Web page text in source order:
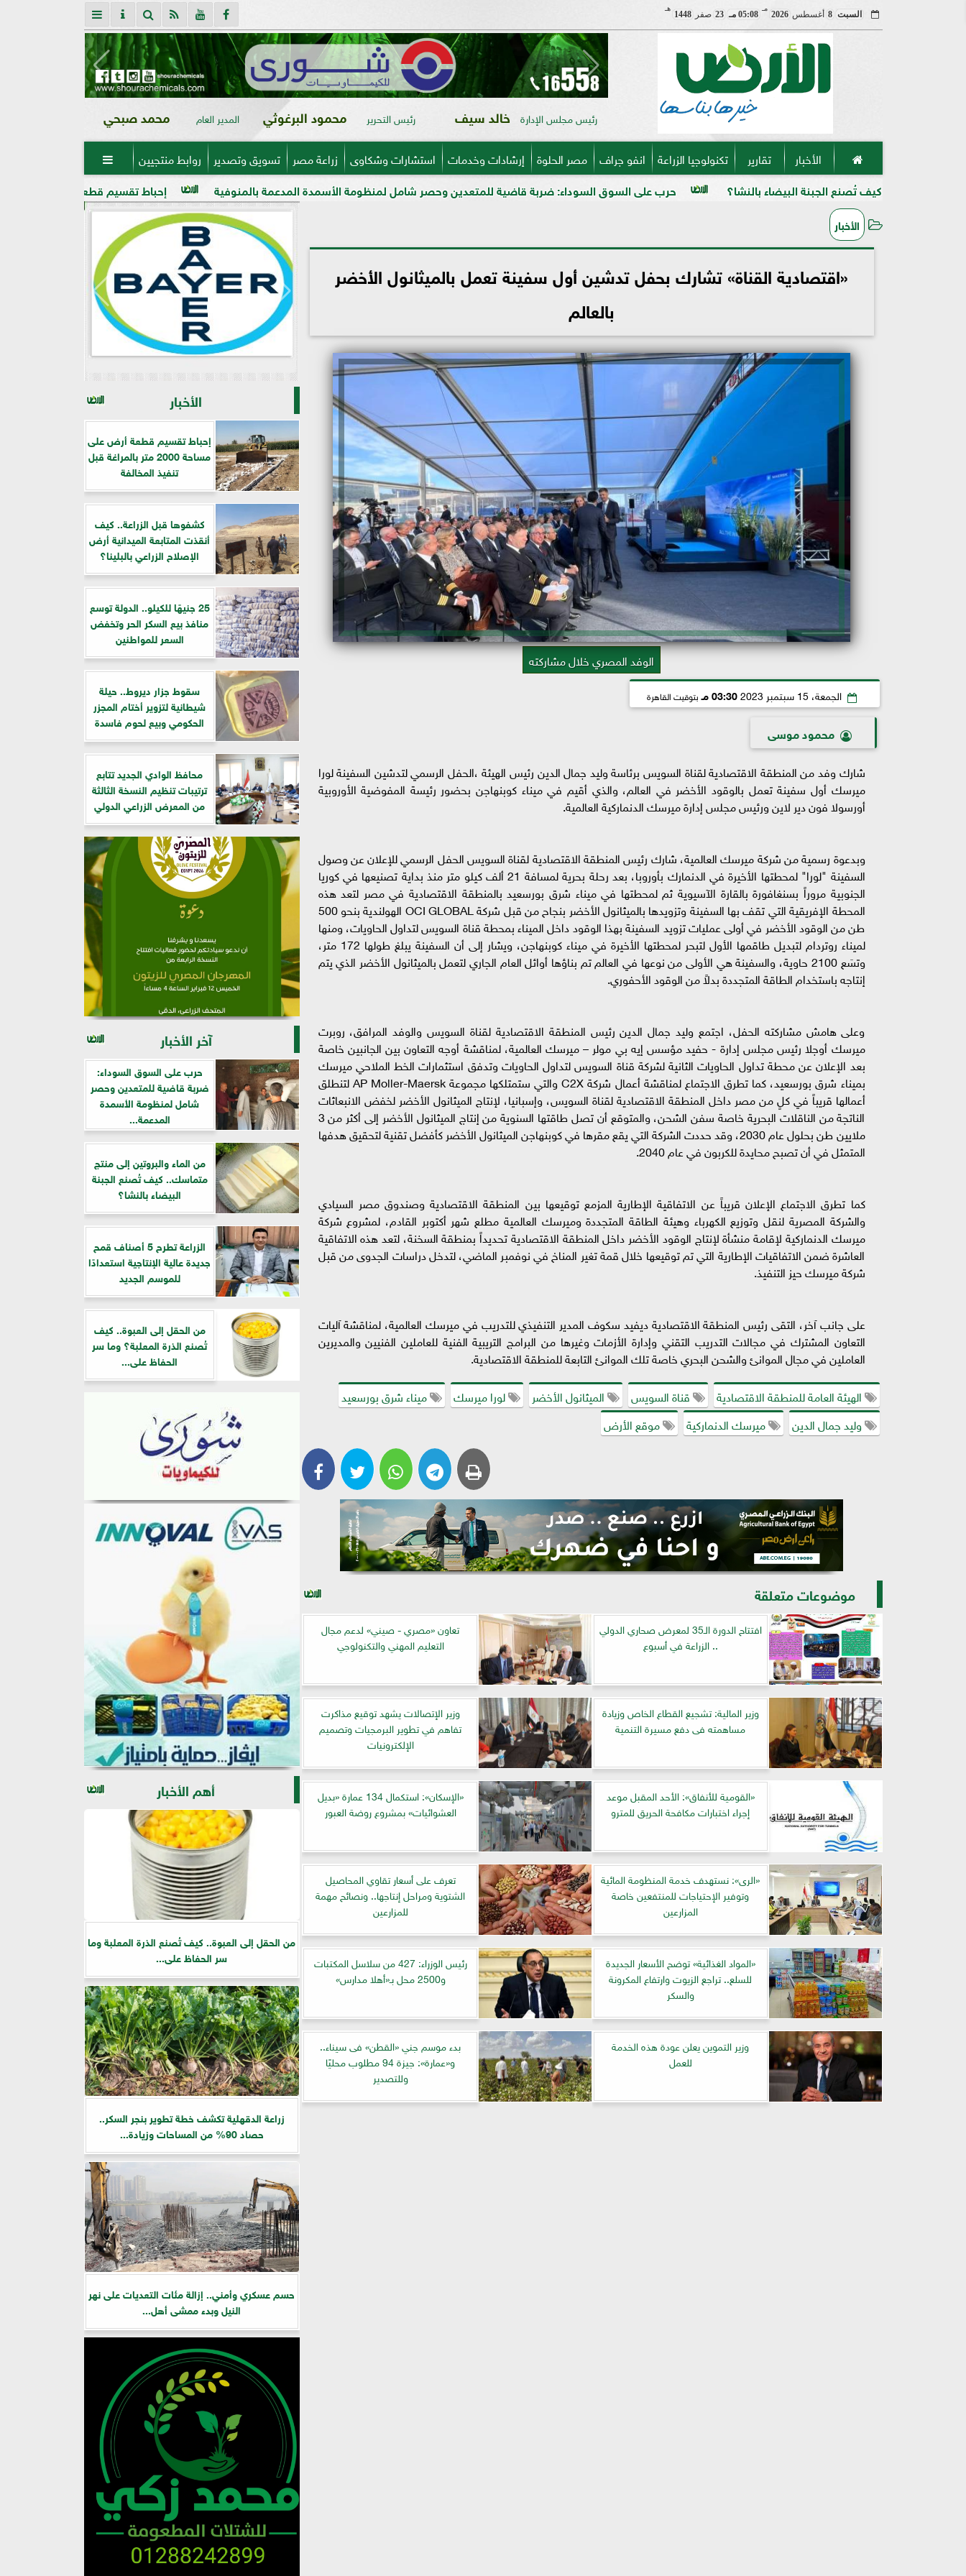
السبت 8 أغسطس2026
مـ
05:08 مـ 23 صفر 1448
هـ
رئيس مجلس الإدارة خالد سيف رئيس التحرير محمود البرغوثي المدير العام محمد صبحي
الأخبار تقارير تكنولوجيا الزراعة انفو جراف مصر الحلوة إرشادات وخدمات استشارات وشكاوى زراعة مصر تسويق وتصدير روابط منتجيين 
إحباط تقسيم قطعة أرض على مساحة 2000 متر بالمراغة قبل تنفيذ المخالفة حرب على السوق السوداء: ضربة قاضية للمتعدين وحصر شامل لمنظومة الأسمدة المدعمة بالمنوفية تُصنع الجبنة البيضاء بالنشا؟
الأخبار
«اقتصادية القناة» تشارك بحفل تدشين أول سفينة تعمل بالميثانول الأخضر
بالعالم
الوفد المصري خلال مشاركته
الجمعة، 15 سبتمبر 2023 03:30 مـ بتوقيت القاهرة
محمود موسى
شارك وفد من المنطقة الاقتصادية لقناة السويس برئاسة وليد جمال الدين رئيس الهيئة ،الحفل الرسمي لتدشين السفينة لورا
ميرسك أول سفينة تعمل بالوقود الأخضر في العالم، والذي أقيم في ميناء كوبنهاجن بحضور رئيسة المفوضية الأوروبية
أورسولا فون دير لاين ورئيس مجلس إدارة ميرسك الدنماركية العالمية.
وبدعوة رسمية من شركة ميرسك العالمية، شارك رئيس المنطقة الاقتصادية لقناة السويس الحفل الرسمي للإعلان عن وصول
السفينة "لورا" لمحطتها الأخيرة في الدنمارك بأوروبا، بعد رحلة بحرية لمسافة 21 ألف كيلو متر منذ بداية تصنيعها في كوريا
الجنوبية مروراً بسنغافورة بالقارة الآسيوية ثم لمحطتها في ميناء شرق بورسعيد بالمنطقة الاقتصادية في مصر لتعد هذه
المحطة الإفريقية التي تقف بها السفينة وتزويدها بالميثانول الأخضر بنجاح من قبل شركة OCI GLOBAL الهولندية بنحو 500
طن من الوقود الأخضر في أولى عمليات تزويد السفينة بهذا الوقود داخل الميناء بمحطة قناة السويس لتداول الحاويات، ومنها
لميناء روتردام لتبديل طاقمها الأول لتبحر لمحطتها الأخيرة في ميناء كوبنهاجن، ويشار إلى أن السفينة يبلغ طولها 172 متر،
وتسَع 2100 حاوية، والسفينة هي الأولى من نوعها في العالم تم بناؤها أوائل العام الجاري لتعمل بالميثانول الأخضر الذي يتم
إنتاجه باستخدام الطاقة المتجددة بدلاً من الوقود الأحفوري.
وعلى هامش مشاركته الحفل، اجتمع وليد جمال الدين رئيس المنطقة الاقتصادية لقناة السويس والوفد المرافق، روبرت
ميرسك أوجلا رئيس مجلس إدارة - حفيد مؤسس إيه بي مولر – ميرسك العالمية، لمناقشة أوجه التعاون بين الجانبين خاصة
بعد الإعلان عن محطة تداول الحاويات الثانية لشركة قناة السويس لتداول الحاويات وتدفق استثمارات الخط الملاحي ميرسك
بميناء شرق بورسعيد، كما تطرق الاجتماع لمناقشة أعمال شركة C2X والتي ستمتلكها مجموعة AP Moller-Maersk لتنطلق
أعمالها قريباً في كلٍ من مصر داخل المنطقة الاقتصادية لقناة السويس، وإسبانيا، لإنتاج الميثانول الأخضر لخفض الانبعاثات
الناتجة من الناقلات البحرية خاصة سفن الشحن، والمتوقع أن تصل طاقتها السنوية من إنتاج الميثانول الأخضر إلى أكثر من 3
ملايين طن بحلول عام 2030، وقد حددت الشركة التي يقع مقرها في كوبنهاجن الميثانول الأخضر كأفضل تقنية لتحقيق هدفها
المتمثل في أن تصبح محايدة للكربون في عام 2040.
كما تطرق الاجتماع الإعلان قريباً عن الاتفاقية الإطارية المزمع توقيعها بين المنطقة الاقتصادية وصندوق مصر السيادي
والشركة المصرية لنقل وتوزيع الكهرباء وهيئة الطاقة المتجددة وميرسك العالمية مطلع شهر أكتوبر القادم، لمشروع شركة
ميرسك الدنماركية لإقامة منشأة لإنتاج الوقود الأخضر داخل المنطقة الاقتصادية تحديداً بمنطقة السخنة، لتعد هذه الاتفاقية
العاشرة ضمن الاتفاقيات الإطارية التي تم توقيعها خلال قمة تغير المناخ في نوفمبر الماضي، لتدخل دراسات الجدوى من قبل
شركة ميرسك حيز التنفيذ.
على جانب آخر، التقى رئيس المنطقة الاقتصادية ديفيد سكوف المدير التنفيذي للتدريب في ميرسك العالمية، لمناقشة آليات
التعاون المشترك في مجالات التدريب التقني وإدارة الأزمات وغيرها من البرامج التريبية الفنية للعاملين الفنيين والمديرين
العاملين في مجال الموانئ والشحن البحري خاصة تلك الموانئ التابعة للمنطقة الاقتصادية.
الهيئة العامة للمنطقة الاقتصادية
قناة السويس الميثانول الأخضر لورا ميرسك
ميناء شرق بورسعيد
وليد جمال الدين
ميرسك الدنماركية موقع الأرض
موضوعات متعلقة
افتتاح الدورة الـ35 لمعرض صحاري الدولي
.. الزراعة في أسبوع
تعاون «مصري - صيني» لدعم مجال
التعليم المهني والتكنولوجي
وزير المالية: تشجيع القطاع الخاص وزيادة
مساهمته فى دفع مسيرة التنمية
وزير الإتصالات يشهد توقيع مذاكرت
تفاهم في تطوير البرمجيات وتصميم
الإلكترونيات
«القومية للأنفاق»: الأحد المقبل موعد
إجراء اختبارات مكافحة الحريق للمترو
«الإسكان»: استكمال 134 عمارة «بديل
العشوائيات» بمشروع روضة العبور
«الرى»: نستهدف خدمة المنظومة المائية
وتوفير الإحتياجات للمنتفعين خاصة
المزارعين
تعرف على أسعار تقاوي المحاصيل
الشتوية ومراحل إنتاجها.. ونصائح مهمة
للمزارعين
«المواد الغذائية» توضح الأسعار الجديدة
للسلع.. تراجع الزيوت وارتفاع المكرونة
والسكر
رئيس الوزراء: 427 من سلاسل المكتبات
و2500 محل بـ«أهلا مدارس»
وزير التموين يعلن عودة هذه الخدمة
للعمل
بدء موسم جني «القطن» فى سيناء..
و«عمارة»: جيزة 94 مطلوب محليًا
وللتصدير
الأخبار
إحباط تقسيم قطعة أرض على
مساحة 2000 متر بالمراغة قبل
تنفيذ المخالفة
كشفوها قبل الزراعة.. كيف
أنقذت المتابعة الميدانية أرض
الإصلاح الزراعي بالبلينا؟
25 جنيهًا للكيلو.. الدولة توسع
منافذ بيع السكر الحر وتخفض
السعر للمواطنين
سقوط جزار ديروط.. حيلة
شيطانية لتزوير أختام المجزر
الحكومي وبيع لحوم فاسدة
​محافظ الوادي الجديد تتابع
ترتيبات تنظيم النسخة الثالثة
من المعرض الزراعي الدولي
آخر الأخبار
حرب على السوق السوداء:
ضربة قاضية للمتعدين وحصر
شامل لمنظومة الأسمدة
المدعمة...
من الماء والبروتين إلى منتج
متماسك.. كيف تُصنع الجبنة
البيضاء بالنشا؟
الزراعة تطرح 5 أصناف قمح
جديدة عالية الإنتاجية استعدادًا
للموسم الجديد
من الحقل إلى العبوة.. كيف
تُصنع الذرة المعلبة؟ وما سر
الحفاظ على...
أهم الأخبار
من الحقل إلى العبوة.. كيف تُصنع الذرة المعلبة وما
سر الحفاظ على...
زراعة الدقهلية تكشف خطة تطوير بنجر السكر..
حصاد 90% من المساحات وزيادة...
حسم عسكري وأمني.. إزالة مئات التعديات على نهر
النيل وبدء ممشى أهل...